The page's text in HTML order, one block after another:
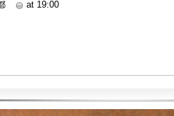
at 19:00